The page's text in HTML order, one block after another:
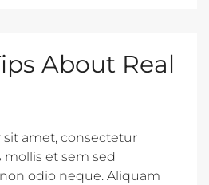
About Real
amet, consectetur
mollis et sem sed
odio neque. Aliquam